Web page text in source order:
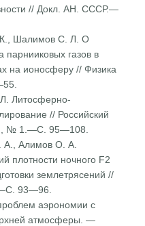
// Докл. АН. СССР.—
Шалимов С. Л. О
парнииковых газов в
на ионосферу // Физика
Литосферно-
// Российский
№ 1.—С. 95—108.
А., Алимов О. А.
плотности ночного F2
землетрясений //
93—96.
аэрономии с
атмосферы. —